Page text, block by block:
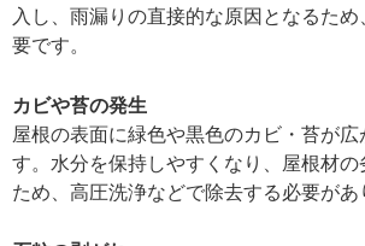
入し、雨漏りの直接的な原因となるた
要です。
カビや苔の発生
屋根の表面に緑色や黒色のカビ・苔が
す。水分を保持しやすくなり、屋根材の
ため、高圧洗浄などで除去する必要があ